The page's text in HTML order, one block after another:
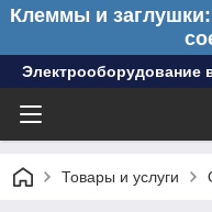
Клеммы и заглушки:
Электрооборудование
Товары и услуги